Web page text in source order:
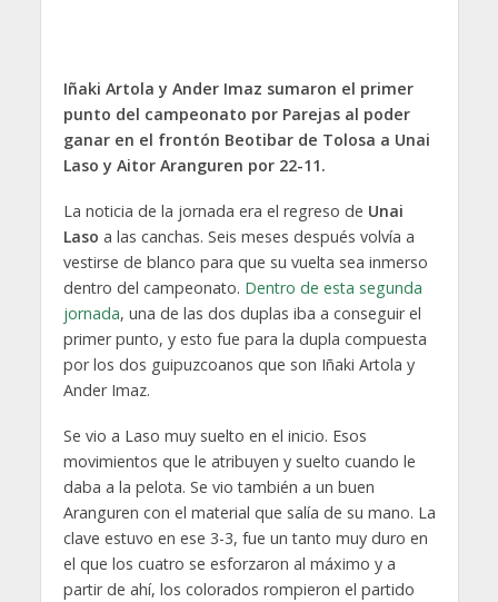
Iñaki Artola y Ander Imaz sumaron el primer
punto del campeonato por Parejas al poder
ganar en el frontón Beotibar de Tolosa a Unai
Laso y Aitor Aranguren por 22-11.
La noticia de la jornada era el regreso de Unai
Laso a las canchas. Seis meses después volvía a
vestirse de blanco para que su vuelta sea inmerso
dentro del campeonato. Dentro de esta segunda
jornada, una de las dos duplas iba a conseguir el
primer punto, y esto fue para la dupla compuesta
por los dos guipuzcoanos que son Iñaki Artola y
Ander Imaz.
Se vio a Laso muy suelto en el inicio. Esos
movimientos que le atribuyen y suelto cuando le
daba a la pelota. Se vio también a un buen
Aranguren con el material que salía de su mano. La
clave estuvo en ese 3-3, fue un tanto muy duro en
el que los cuatro se esforzaron al máximo y a
partir de ahí, los colorados rompieron el partido